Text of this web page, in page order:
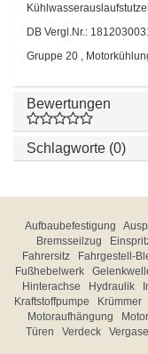
DB Vergl.Nr.:
Gruppe 20 ,
Bewertungen
Schlagworte (0)
Aufbaubefestigung
Bremsseilzug
Fahrersitz
Fahrgestell-
Fußhebelwerk
Hinterachse
Hydraulik
Kraftstoffpumpe
Krümmer
Motoraufhängung
Türen
Verdeck